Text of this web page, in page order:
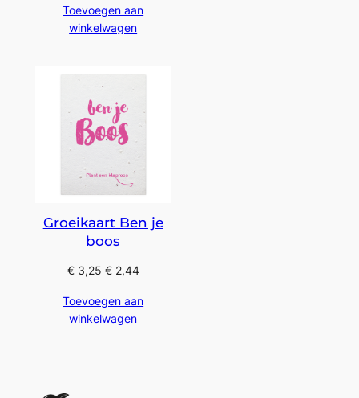
Toevoegen aan
winkelwagen
Groeikaart Ben je
boos
€3,25 €2,44
Toevoegen aan
winkelwagen